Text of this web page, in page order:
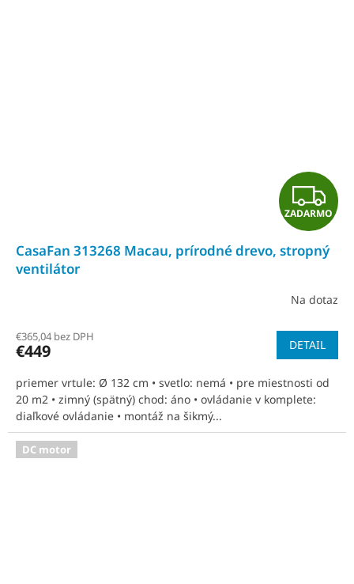
Z
A
D
A
R
M
O
ZADARMO
CasaFan 313268 Macau, prírodné drevo, stropný
ventilátor
Na dotaz
€365,04 bez DPH
€449 DETAIL
priemer vrtule: Ø 132 cm • svetlo: nemá • pre miestnosti od
20 m2 • zimný (spätný) chod: áno • ovládanie v komplete:
diaľkové ovládanie • montáž na šikmý...
DC motor